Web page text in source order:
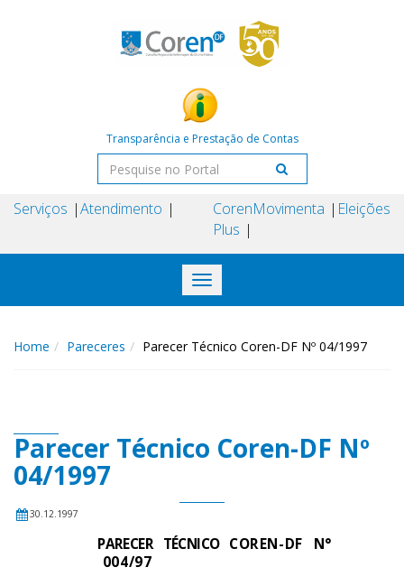
Transparência e Prestação de Contas
Serviços Atendimento
Coren
Plus
Movimenta Eleições
Toggle
navigation
Home Pareceres Parecer Técnico Coren-DF Nº 04/1997
Parecer Técnico Coren-DF Nº
04/1997
30.12.1997
PARECER TÉCNICO COREN-DF N°
004/97